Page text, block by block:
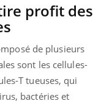
profit des
de plusieurs
sont les cellules-
T tueuses, qui
bactéries et